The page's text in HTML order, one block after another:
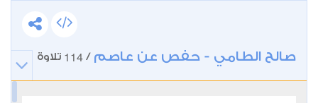
صالح الطامي - حفص عن عاصم /
114 تلاوة